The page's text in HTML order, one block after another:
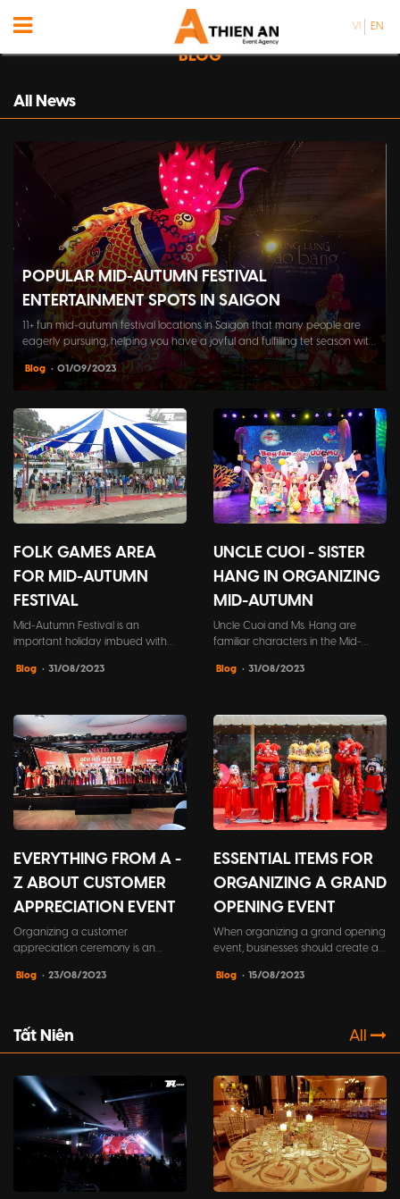
VI EN
BLOG
All News
POPULAR MID-AUTUMN FESTIVAL
ENTERTAINMENT SPOTS IN SAIGON
11+ fun mid-autumn festival locations in Saigon that many people are
eagerly pursuing, helping you have a joyful and fulfilling tet season with
family, friends, and colleagues.
Blog • 01/09/2023
FOLK GAMES AREA
FOR MID-AUTUMN
FESTIVAL
Mid-Autumn Festival is an
important holiday imbued with
Vietnamese people. In addition to
are also an indispensable part of
the full moon night.
Blog • 31/08/2023
UNCLE CUOI - SISTER
HANG IN ORGANIZING
MID-AUTUMN
Uncle Cuoi and Ms. Hang are
familiar characters in the Mid-
will help liven up the event and
activities.
Blog • 31/08/2023
EVERYTHING FROM A -
Z ABOUT CUSTOMER
APPRECIATION EVENT
Organizing a customer
appreciation ceremony is an
strategy of businesses. This is not
customers, but also a way to
competitive market.
Blog • 23/08/2023
ESSENTIAL ITEMS FOR
ORGANIZING A GRAND
OPENING EVENT
When organizing a grand opening
event, businesses should create a
ensure that no details are
memorable and successful event.
Blog • 15/08/2023
Tất Niên All